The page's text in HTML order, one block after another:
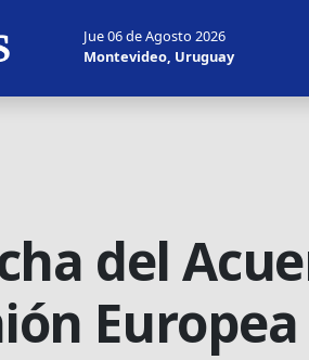
Jue 06 de Agosto 2026
Montevideo, Uruguay
del
Europea